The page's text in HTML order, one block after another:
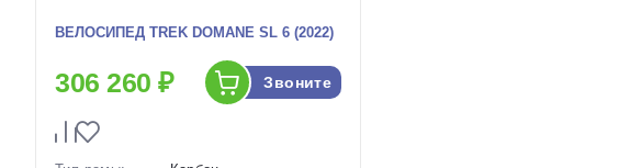
ВЕЛОСИПЕД TREK DOMANE SL 6 (2022)
306 260 ₽ Звоните